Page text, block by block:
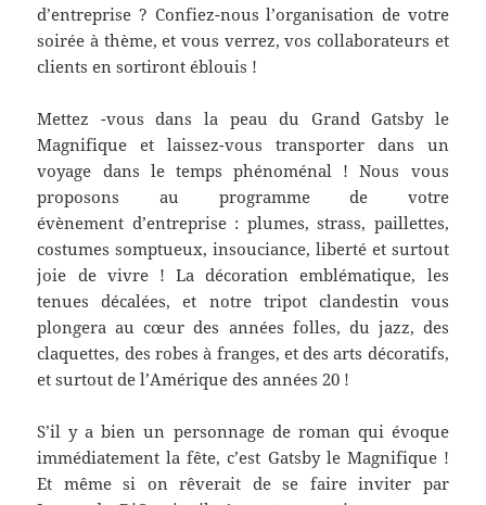
d’entreprise ? Confiez-nous l’organisation de votre
soirée à thème, et vous verrez, vos collaborateurs et
clients en sortiront éblouis !
Mettez -vous dans la peau du Grand Gatsby le
Magnifique et laissez-vous transporter dans un
voyage dans le temps phénoménal ! Nous vous
proposons au programme de votre
évènement d’entreprise : plumes, strass, paillettes,
costumes somptueux, insouciance, liberté et surtout
joie de vivre ! La décoration emblématique, les
tenues décalées, et notre tripot clandestin vous
plongera au cœur des années folles, du jazz, des
claquettes, des robes à franges, et des arts décoratifs,
et surtout de l’Amérique des années 20 !
S’il y a bien un personnage de roman qui évoque
immédiatement la fête, c’est Gatsby le Magnifique !
Et même si on rêverait de se faire inviter par